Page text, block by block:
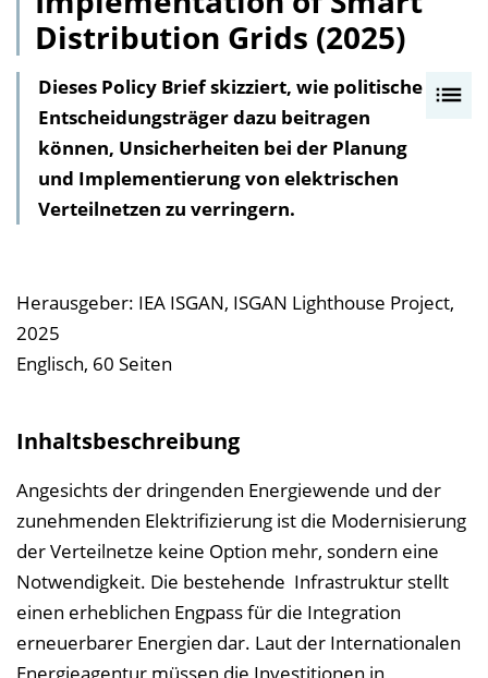
Distribution Grids (2025)
v
c
h
n
i
e
Dieses Policy Brief skizziert, wie politische
Entscheidungsträger dazu beitragen
können, Unsicherheiten bei der Planung
und Implementierung von elektrischen
Verteilnetzen zu verringern.
Herausgeber: IEA ISGAN, ISGAN Lighthouse Project,
2025
Englisch, 60 Seiten
Inhaltsbeschreibung
Angesichts der dringenden Energiewende und der
zunehmenden Elektrifizierung ist die Modernisierung
der Verteilnetze keine Option mehr, sondern eine
Notwendigkeit. Die bestehende Infrastruktur stellt
einen erheblichen Engpass für die Integration
erneuerbarer Energien dar. Laut der Internationalen